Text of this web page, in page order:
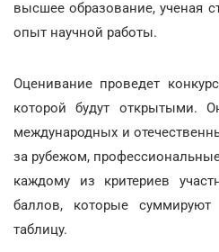
высшее образование, ученая
опыт научной работы.
Оценивание проведет
которой будут открытыми.
международных и
за рубежом,
каждому из критериев
баллов, которые
таблицу.